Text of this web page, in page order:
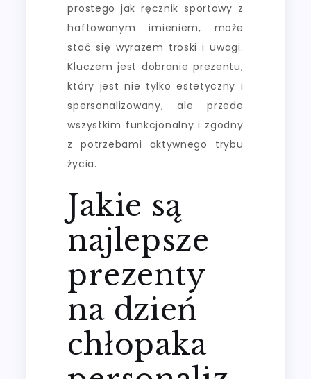
prostego jak ręcznik sportowy z
haftowanym imieniem, może
stać się wyrazem troski i uwagi.
Kluczem jest dobranie prezentu,
który jest nie tylko estetyczny i
spersonalizowany, ale przede
wszystkim funkcjonalny i zgodny
z potrzebami aktywnego trybu
życia.
Jakie są
najlepsze
prezenty
na dzień
chłopaka